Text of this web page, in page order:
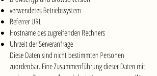
verwendetes Betriebssystem
Referrer URL
Hostname des zugreifenden Rechners
Uhrzeit der Serveranfrage
Diese Daten sind nicht bestimmten Personen
zuordenbar. Eine Zusammenführung dieser Daten mit